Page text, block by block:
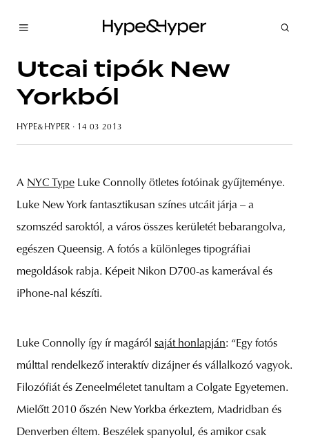
budapest poland branding
Utcai tipók New
Yorkból
HYPE&HYPER · 14 03 2013
A NYC Type Luke Connolly ötletes fotóinak gyűjteménye.
Luke New York fantasztikusan színes utcáit járja – a
szomszéd saroktól, a város összes kerületét bebarangolva,
egészen Queensig. A fotós a különleges tipográfiai
megoldások rabja. Képeit Nikon D700-as kamerával és
iPhone-nal készíti.
Luke Connolly így ír magáról saját honlapján: “Egy fotós
múlttal rendelkező interaktív dizájner és vállalkozó vagyok.
Filozófiát és Zeneelméletet tanultam a Colgate Egyetemen.
Mielőtt 2010 őszén New Yorkba érkeztem, Madridban és
Denverben éltem. Beszélek spanyolul, és amikor csak